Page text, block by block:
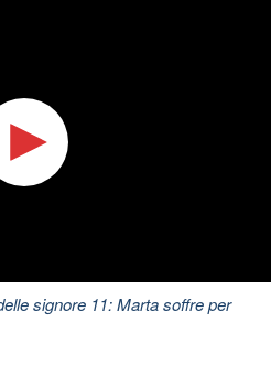
signore 11: Marta soffre per